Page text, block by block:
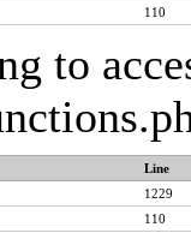
110
to
Line
1229
110